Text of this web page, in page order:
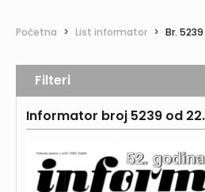
Početna > List informator > Br. 5239
Informator broj 5239 od
Filteri